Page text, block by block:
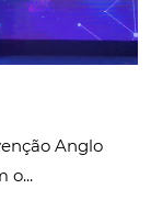
Anglo
o...